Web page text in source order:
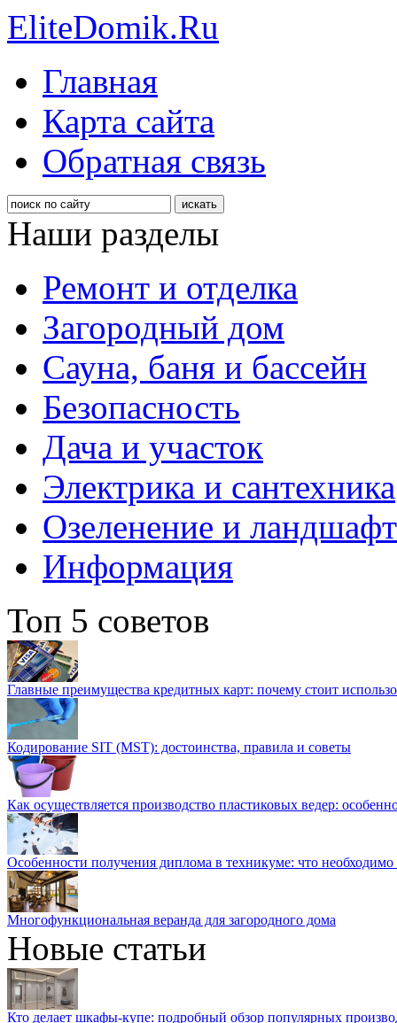
EliteDomik.Ru
Главная
Карта сайта
Обратная связь
Наши разделы
Ремонт и отделка
Загородный дом
Сауна, баня и бассейн
Безопасность
Дача и участок
Электрика и сантехника
Озеленение и
Информация
Топ 5 советов
Главные преимущества кредитных карт: почему стоит
Кодирование SIT (MST): достоинства, правила и советы
Как осуществляется производство пластиковых ведер:
Особенности получения диплома в техникуме: что необходимо
Многофункциональная веранда для загородного дома
Новые статьи
Кто делает шкафы-купе: подробный обзор популярных